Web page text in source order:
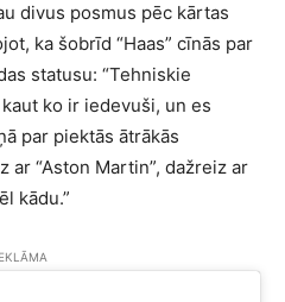
divus posmus pēc kārtas
ka šobrīd “Haas” cīnās par
statusu: “Tehniskie
ko ir iedevuši, un es
par piektās ātrākās
ar “Aston Martin”, dažreiz ar
kādu.”